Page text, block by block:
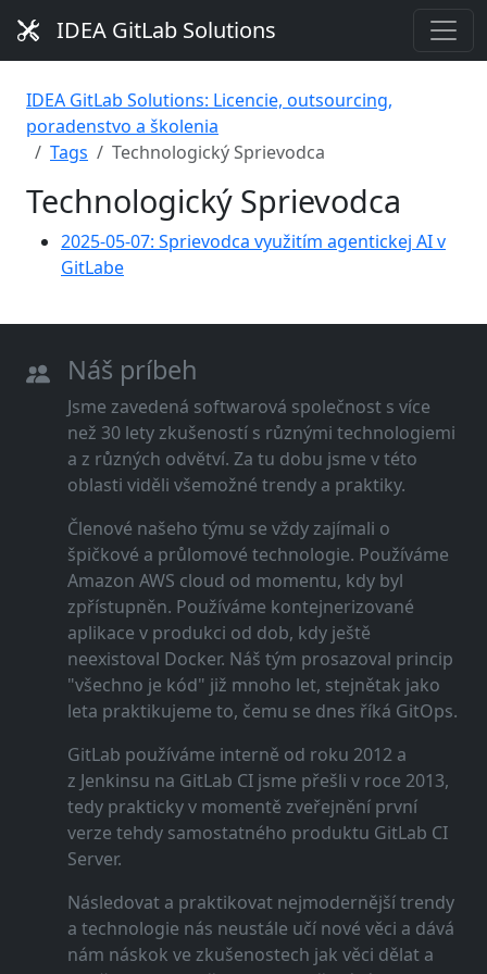
IDEA GitLab Solutions
IDEA GitLab Solutions: Licencie, outsourcing,
poradenstvo a školenia
Tags
Technologický Sprievodca
Technologický Sprievodca
2025-05-07: Sprievodca využitím agentickej AI v
GitLabe
Náš príbeh
Jsme zavedená softwarová společnost s více
než 30 lety zkušeností s různými technologiemi
a z různých odvětví. Za tu dobu jsme v této
oblasti viděli všemožné trendy a praktiky.
Členové našeho týmu se vždy zajímali o
špičkové a průlomové technologie. Používáme
Amazon AWS cloud od momentu, kdy byl
zpřístupněn. Používáme kontejnerizované
aplikace v produkci od dob, kdy ještě
neexistoval Docker. Náš tým prosazoval princip
"všechno je kód" již mnoho let, stejnětak jako
leta praktikujeme to, čemu se dnes říká GitOps.
GitLab používáme interně od roku 2012 a
z Jenkinsu na GitLab CI jsme přešli v roce 2013,
tedy prakticky v momentě zveřejnění první
verze tehdy samostatného produktu GitLab CI
Server.
Následovat a praktikovat nejmodernější trendy
a technologie nás neustále učí nové věci a dává
nám náskok ve zkušenostech jak věci dělat a